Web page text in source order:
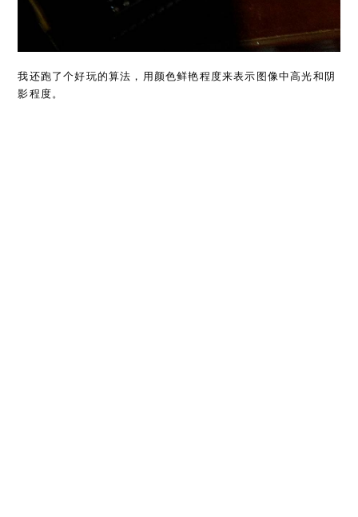
我还跑了个好玩的算法，用颜色鲜艳程度来表示图像中高光和阴
影程度。